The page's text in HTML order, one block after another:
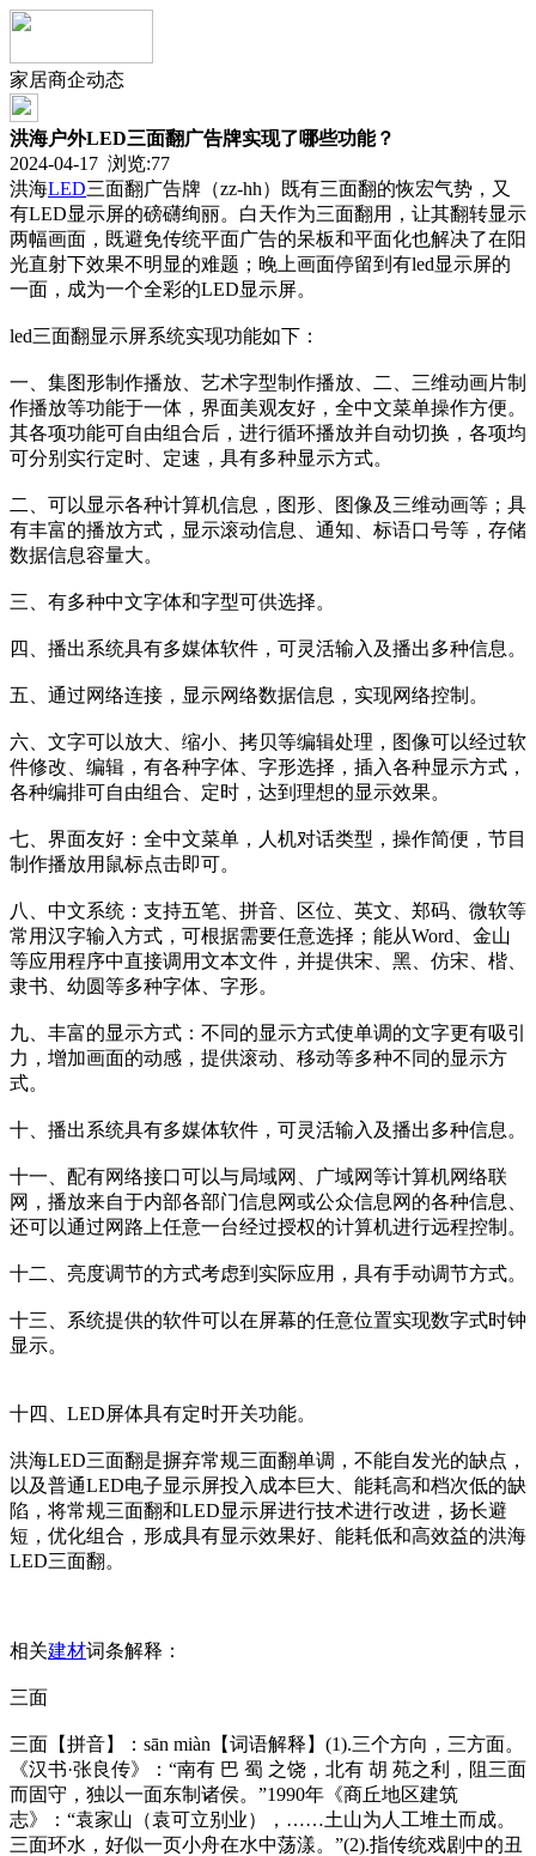
家居商企动态
洪海户外LED三面翻广告牌实现了哪些功能？
2024-04-17 浏览:77
洪海LED三面翻广告牌（zz-hh）既有三面翻的恢宏气势，又
有LED显示屏的磅礴绚丽。白天作为三面翻用，让其翻转显示
两幅画面，既避免传统平面广告的呆板和平面化也解决了在阳
光直射下效果不明显的难题；晚上画面停留到有led显示屏的
一面，成为一个全彩的LED显示屏。
led三面翻显示屏系统实现功能如下：
一、集图形制作播放、艺术字型制作播放、二、三维动画片制
作播放等功能于一体，界面美观友好，全中文菜单操作方便。
其各项功能可自由组合后，进行循环播放并自动切换，各项均
可分别实行定时、定速，具有多种显示方式。
二、可以显示各种计算机信息，图形、图像及三维动画等；具
有丰富的播放方式，显示滚动信息、通知、标语口号等，存储
数据信息容量大。
三、有多种中文字体和字型可供选择。
四、播出系统具有多媒体软件，可灵活输入及播出多种信息。
五、通过网络连接，显示网络数据信息，实现网络控制。
六、文字可以放大、缩小、拷贝等编辑处理，图像可以经过软
件修改、编辑，有各种字体、字形选择，插入各种显示方式，
各种编排可自由组合、定时，达到理想的显示效果。
七、界面友好：全中文菜单，人机对话类型，操作简便，节目
制作播放用鼠标点击即可。
八、中文系统：支持五笔、拼音、区位、英文、郑码、微软等
常用汉字输入方式，可根据需要任意选择；能从Word、金山
等应用程序中直接调用文本文件，并提供宋、黑、仿宋、楷、
隶书、幼圆等多种字体、字形。
九、丰富的显示方式：不同的显示方式使单调的文字更有吸引
力，增加画面的动感，提供滚动、移动等多种不同的显示方
式。
十、播出系统具有多媒体软件，可灵活输入及播出多种信息。
十一、配有网络接口可以与局域网、广域网等计算机网络联
网，播放来自于内部各部门信息网或公众信息网的各种信息、
还可以通过网路上任意一台经过授权的计算机进行远程控制。
十二、亮度调节的方式考虑到实际应用，具有手动调节方式。
十三、系统提供的软件可以在屏幕的任意位置实现数字式时钟
显示。
十四、LED屏体具有定时开关功能。
洪海LED三面翻是摒弃常规三面翻单调，不能自发光的缺点，
以及普通LED电子显示屏投入成本巨大、能耗高和档次低的缺
陷，将常规三面翻和LED显示屏进行技术进行改进，扬长避
短，优化组合，形成具有显示效果好、能耗低和高效益的洪海
LED三面翻。
相关建材词条解释：
三面
三面【拼音】：sān miàn【词语解释】(1).三个方向，三方面。
《汉书·张良传》：“南有 巴 蜀 之饶，北有 胡 苑之利，阻三面
而固守，独以一面东制诸侯。”1990年《商丘地区建筑
志》：“袁家山（袁可立别业），……土山为人工堆土而成。
三面环水，好似一页小舟在水中荡漾。”(2).指传统戏剧中的丑